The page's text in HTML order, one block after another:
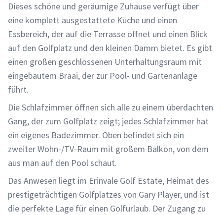
Dieses schöne und geräumige Zuhause verfügt über
eine komplett ausgestattete Küche und einen
Essbereich, der auf die Terrasse öffnet und einen Blick
auf den Golfplatz und den kleinen Damm bietet. Es gibt
einen großen geschlossenen Unterhaltungsraum mit
eingebautem Braai, der zur Pool- und Gartenanlage
führt.
Die Schlafzimmer öffnen sich alle zu einem überdachten
Gang, der zum Golfplatz zeigt; jedes Schlafzimmer hat
ein eigenes Badezimmer. Oben befindet sich ein
zweiter Wohn-/TV-Raum mit großem Balkon, von dem
aus man auf den Pool schaut.
Das Anwesen liegt im Erinvale Golf Estate, Heimat des
prestigeträchtigen Golfplatzes von Gary Player, und ist
die perfekte Lage für einen Golfurlaub. Der Zugang zu